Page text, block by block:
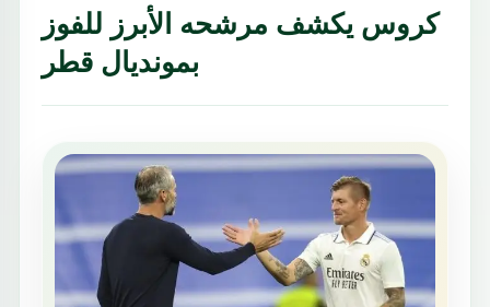
كروس يكشف مرشحه الأبرز للفوز
بمونديال قطر